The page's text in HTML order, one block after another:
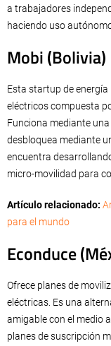
a trabajadores
haciendo uso
Mobi (Bolivia)
Esta startup de
eléctricos compuesta
Funciona mediante
desbloquea mediante
encuentra
micro-movilidad para
Artículo relacionado:
para el mundo
Econduce
Ofrece planes de
eléctricas. Es una
amigable con el medio
planes de suscripción